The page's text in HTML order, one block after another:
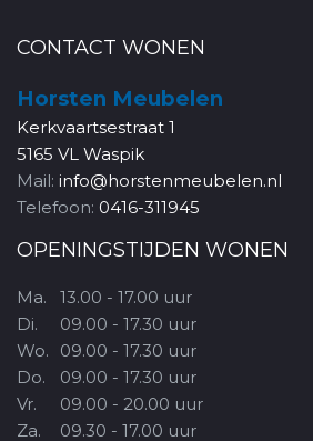
CONTACT WONEN
Horsten Meubelen
Kerkvaartsestraat 1
5165 VL Waspik
Mail: info@horstenmeubelen.nl
Telefoon: 0416-311945
OPENINGSTIJDEN WONEN
Ma.
Di.
Wo.
Do.
Vr.
Za.
13.00 - 17.00 uur
09.00 - 17.30 uur
09.00 - 17.30 uur
09.00 - 17.30 uur
09.00 - 20.00 uur
09.30 - 17.00 uur